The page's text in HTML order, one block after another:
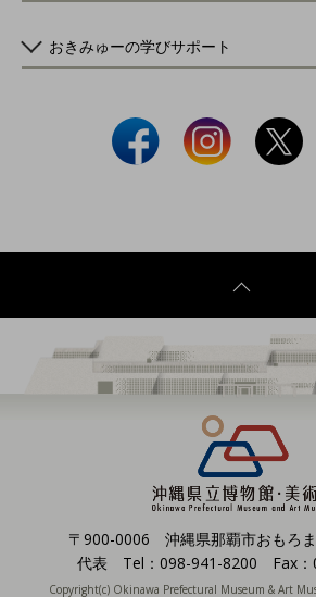
おきみゅーの学びサポート
〒900-0006 沖縄県那覇市おもろ
代表 Tel：098-941-8200 Fax：
Copyright(c) Okinawa Prefectural Museum & Art